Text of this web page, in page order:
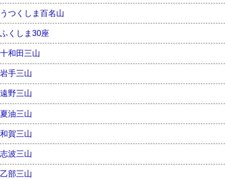
うつくしま百名山
ふくしま30座
十和田三山
岩手三山
遠野三山
夏油三山
和賀三山
志波三山
乙部三山